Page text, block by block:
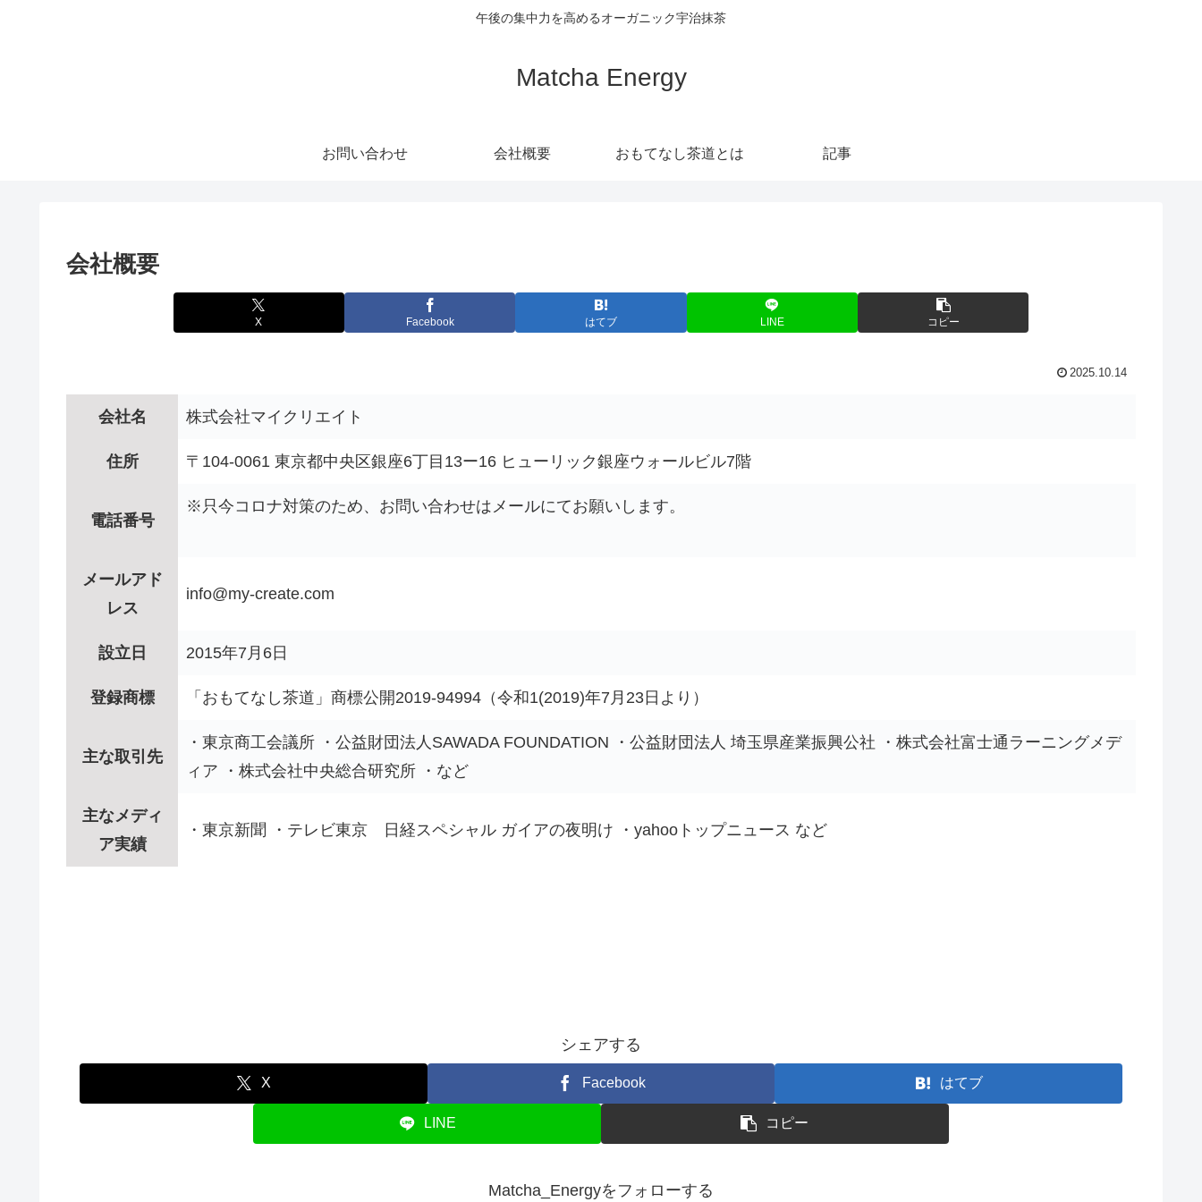
午後の集中力を高めるオーガニック宇治抹茶
Matcha Energy
お問い合わせ 会社概要 おもてなし茶道とは 記事
会社概要
X Facebook はてブ LINE コピー
2025.10.14
会社名 株式会社マイクリエイト
住所 〒104-0061 東京都中央区銀座6丁目13ー16 ヒューリック銀座ウォールビル7階
電話番号
※只今コロナ対策のため、お問い合わせはメールにてお願いします。
メールアド
レス
info@my-create.com
設立日 2015年7月6日
登録商標 「おもてなし茶道」商標公開2019-94994（令和1(2019)年7月23日より）
主な取引先
・東京商工会議所 ・公益財団法人SAWADA FOUNDATION ・公益財団法人 埼玉県産業振興公社 ・株式会社富士通ラーニングメデ
ィア ・株式会社中央総合研究所 ・など
主なメディ
ア実績
・東京新聞 ・テレビ東京 日経スペシャル ガイアの夜明け ・yahooトップニュース など
シェアする
X Facebook はてブ
LINE コピー
Matcha_Energyをフォローする